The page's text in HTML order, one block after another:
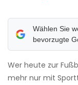
Wählen Sie
bevorzugte
Wer heute zur
mehr nur mit